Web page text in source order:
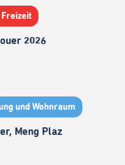
2026
und Wohnraum
Meng Plaz